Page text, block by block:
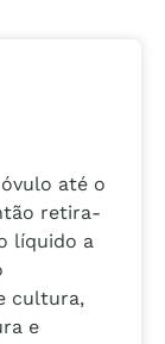
até o
retira-
líquido a
cultura,
e